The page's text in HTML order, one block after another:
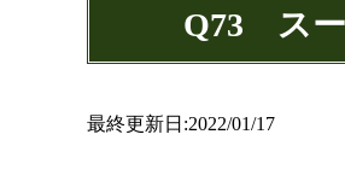
Q73 スー
最終更新日:2022/01/17